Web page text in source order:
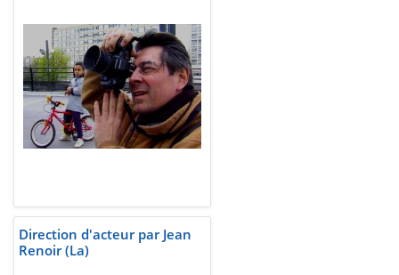
Direction d'acteur par Jean
Renoir (La)